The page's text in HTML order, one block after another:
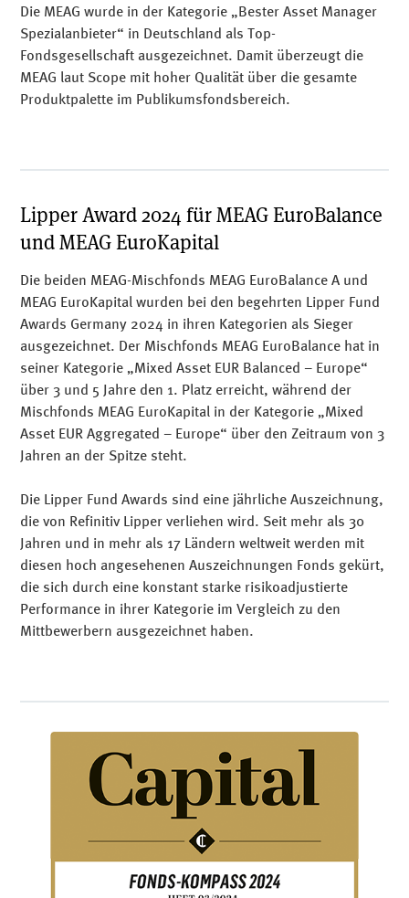
Die MEAG wurde in der Kategorie „Bester Asset Manager
Spezialanbieter“ in Deutschland als Top-
Fondsgesellschaft ausgezeichnet. Damit überzeugt die
MEAG laut Scope mit hoher Qualität über die gesamte
Produktpalette im Publikumsfondsbereich.
Lipper Award 2024 für MEAG EuroBalance
und MEAG EuroKapital
Die beiden MEAG-Mischfonds MEAG EuroBalance A und
MEAG EuroKapital wurden bei den begehrten Lipper Fund
Awards Germany 2024 in ihren Kategorien als Sieger
ausgezeichnet. Der Mischfonds MEAG EuroBalance hat in
seiner Kategorie „Mixed Asset EUR Balanced – Europe“
über 3 und 5 Jahre den 1. Platz erreicht, während der
Mischfonds MEAG EuroKapital in der Kategorie „Mixed
Asset EUR Aggregated – Europe“ über den Zeitraum von 3
Jahren an der Spitze steht.
Die Lipper Fund Awards sind eine jährliche Auszeichnung,
die von Refinitiv Lipper verliehen wird. Seit mehr als 30
Jahren und in mehr als 17 Ländern weltweit werden mit
diesen hoch angesehenen Auszeichnungen Fonds gekürt,
die sich durch eine konstant starke risikoadjustierte
Performance in ihrer Kategorie im Vergleich zu den
Mittbewerbern ausgezeichnet haben.